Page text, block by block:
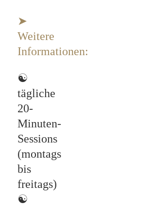
➤
Weitere
Informationen:
☯
tägliche
20-
Minuten-
Sessions
(montags
bis
freitags)
☯